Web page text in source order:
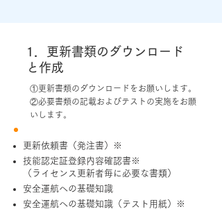
1．更新書類のダウンロード
と作成
①更新書類のダウンロードをお願いします。
②必要書類の記載およびテストの実施をお願
いします。
更新依頼書（発注書）※
技能認定証登録内容確認書※
（ライセンス更新者毎に必要な書類）
安全運航への基礎知識
安全運航への基礎知識（テスト用紙）※